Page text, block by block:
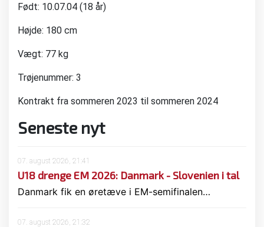
Født: 10.07.04 (18 år)
Højde: 180 cm
Vægt: 77 kg
Trøjenummer: 3
Kontrakt fra sommeren 2023 til sommeren 2024
Seneste nyt
07. august 2026, 21:41
U18 drenge EM 2026: Danmark - Slovenien i tal
Danmark fik en øretæve i EM-semifinalen…
07. august 2026, 21:32